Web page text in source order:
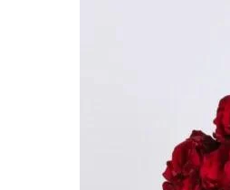
Черные розы